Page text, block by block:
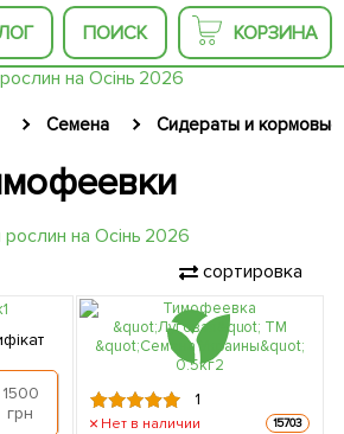
ПОИСК КОРЗИНА
Семена Сидераты и кормовые
сортировка
1500
грн
2000
грн
1
Нет в наличии 15703